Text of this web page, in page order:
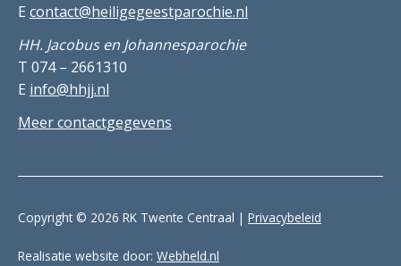
E contact@heiligegeestparochie.nl
HH. Jacobus en Johannesparochie
T 074 – 2661310
E info@hhjj.nl
Meer contactgegevens
Copyright © 2026 RK Twente Centraal | Privacybeleid
Realisatie website door: Webheld.nl